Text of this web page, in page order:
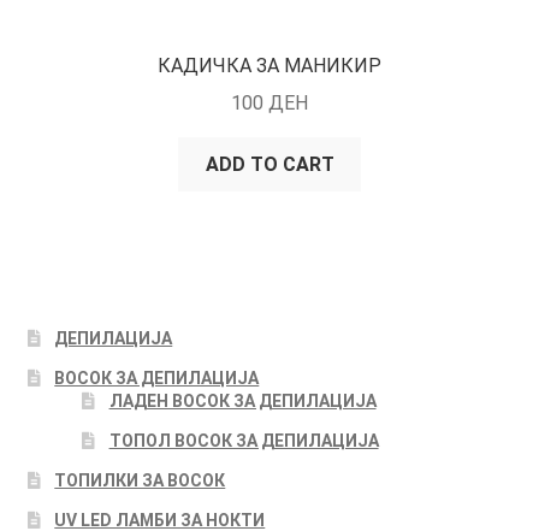
КАДИЧКА ЗА МАНИКИР
100 ДЕН
ADD TO CART
ДЕПИЛАЦИЈА
ВОСОК ЗА ДЕПИЛАЦИЈА
ЛАДЕН ВОСОК ЗА ДЕПИЛАЦИЈА
ТОПОЛ ВОСОК ЗА ДЕПИЛАЦИЈА
ТОПИЛКИ ЗА ВОСОК
UV LED ЛАМБИ ЗА НОКТИ